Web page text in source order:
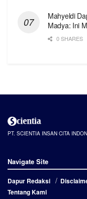
Mahyeldi
Madya: Ini
0 SHARES
PT. SCIENTIA INSAN CITA
Navigate Site
Dapur Redaksi
Tentang Kami